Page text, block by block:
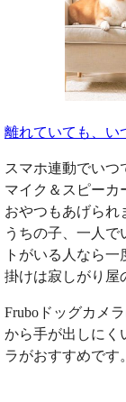
離れていても、い
スマホ連動でいつ
マイク＆スピーカ
おやつもあげられ
うちの子、一人
トがいる人なら
掛けは寂しがり屋
Fruboドッグカメ
から手が出しにく
ラがおすすめです。